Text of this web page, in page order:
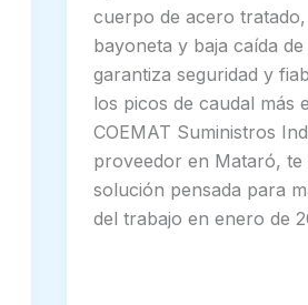
cuerpo de acero
bayoneta y baja caída
garantiza seguridad y
los picos de caudal más
COEMAT Suministros
proveedor en Mataró, te
solución pensada para
del trabajo en enero de